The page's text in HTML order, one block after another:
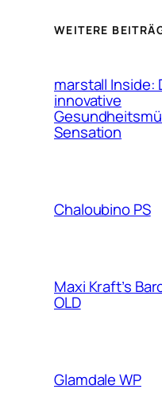
WEITERE
marstall Inside:
innovative
Sensation
Chaloubino PS
Maxi Kraft’s
OLD
Glamdale WP